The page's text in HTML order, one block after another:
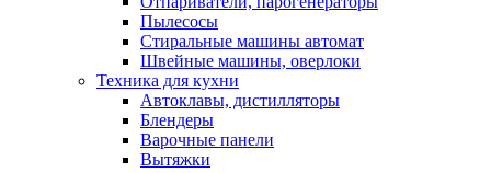
Пылесосы
Стиральные машины автомат
Швейные машины, оверлоки
Техника для кухни
Автоклавы, дистилляторы
Блендеры
Варочные панели
Вытяжки